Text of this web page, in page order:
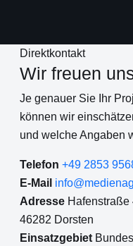
Direktkontakt
Wir freuen
Je genauer Sie Ihr
können wir
und welche Angaben
Telefon +49 2853
E-Mail
Adresse Hafenstraße
46282 Dorsten
Einsatzgebiet